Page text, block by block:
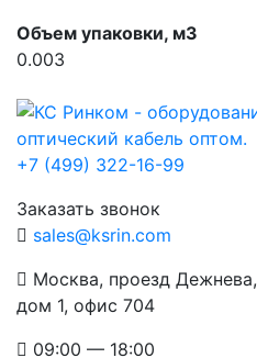
Объем упаковки, м3
0.003
+7 (499) 322-16-99
Заказать звонок
sales@ksrin.com
Москва, проезд Дежнева,
дом 1, офис 704
09:00 — 18:00